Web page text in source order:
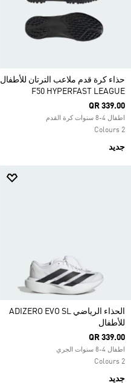
حذاء كرة قدم ملاعب الترتان للأطفال
F50 HYPERFAST LEAGUE
QR 339.00
اطفال 4-8 سنوات كرة القدم
2 Colours
جديد
الحذاء الرياضي ADIZERO EVO SL
للأطفال
QR 339.00
اطفال 4-8 سنوات الجري
2 Colours
جديد